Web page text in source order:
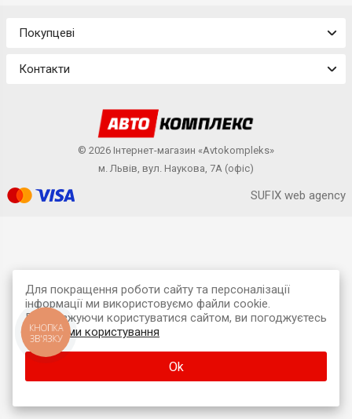
Покупцеві
Контакти
© 2026 Інтернет-магазин «Avtokompleks»
м. Львів, вул. Наукова, 7А (офіс)
SUFIX web agency
Для покращення роботи сайту та персоналізації
інформації ми використовуємо файли cookie.
Продовжуючи користуватися сайтом, ви погоджуєтесь
зумовами користування
Ok
КНОПКА
ЗВ'ЯЗКУ